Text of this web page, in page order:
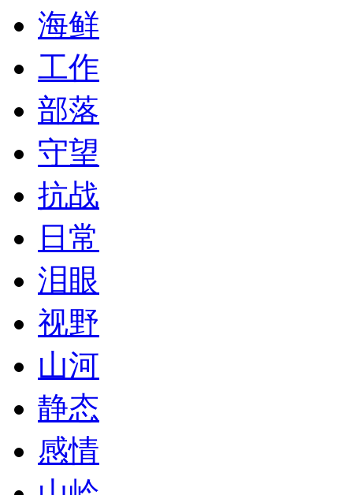
海鲜
工作
部落
守望
抗战
日常
泪眼
视野
山河
静态
感情